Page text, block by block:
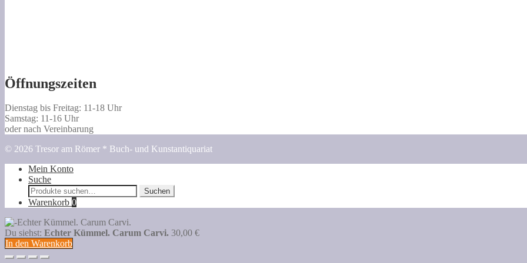
Öffnungszeiten
Dienstag bis Freitag: 11-18 Uhr
Samstag: 11-16 Uhr
oder nach Vereinbarung
© 2026 Tresor am Römer * Buch- und Kunstantiquariat
Mein Konto
Suche
Suche
nach:
Suchen
Warenkorb 0
Du siehst: Echter Kümmel. Carum Carvi. 30,00 €
In den Warenkorb